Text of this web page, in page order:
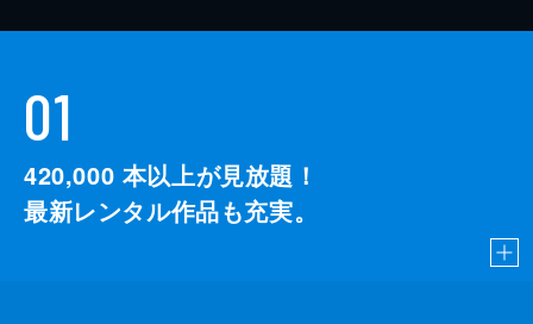
01
420,000 本以上が見放題！
最新レンタル作品も充実。